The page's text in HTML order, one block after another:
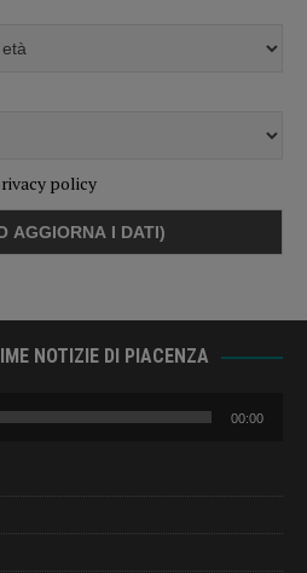
policy
NOTIZIE DI PIACENZA
00:00